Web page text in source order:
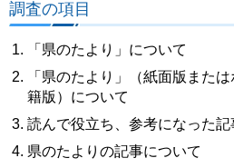
調査の項目
「県のたより」について
「県のたより」（紙面版また
籍版）について
読んで役立ち、参考になった記
県のたよりの記事について